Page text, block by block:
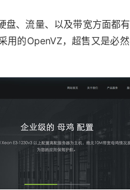
盘、流量、以及带宽方面都
用的OpenVZ，超售又是必